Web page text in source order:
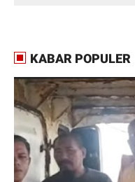
KABAR POPULER